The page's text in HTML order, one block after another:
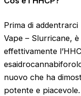
Prima di
Vape – Slurricane,
effettivamente
nuovo che ha
potente e